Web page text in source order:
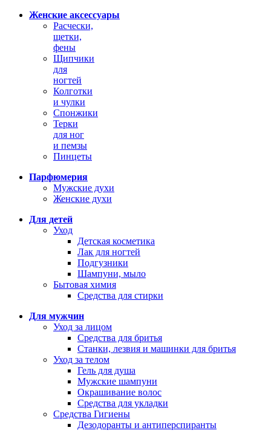
Женские аксессуары
Расчески,
щетки,
фены
Щипчики
для
ногтей
Колготки
и чулки
Спонжики
Терки
для ног
и пемзы
Пинцеты
Парфюмерия
Мужские духи
Женские духи
Для детей
Уход
Детская косметика
Лак для ногтей
Подгузники
Шампуни, мыло
Бытовая химия
Средства для стирки
Для мужчин
Уход за лицом
Средства для бритья
Станки, лезвия и машинки для бритья
Уход за телом
Гель для душа
Мужские шампуни
Окрашивание волос
Средства для укладки
Средства Гигиены
Дезодоранты и антиперспиранты